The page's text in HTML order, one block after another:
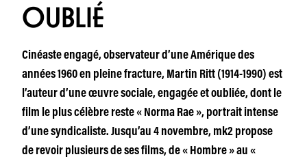
OUBLIÉ
Cinéaste engagé, observateur d’une Amérique des
années 1960 en pleine fracture, Martin Ritt (1914-1990) est
l’auteur d’une œuvre sociale, engagée et oubliée, dont le
film le plus célèbre reste « Norma Rae », portrait intense
d’une syndicaliste. Jusqu’au 4 novembre, mk2 propose
de revoir plusieurs de ses films, de « Hombre » au «